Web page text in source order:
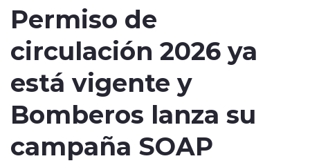
Regional
Tendencias
Internacional
Permiso de
circulación 2026 ya
está vigente y
Bomberos lanza su
campaña SOAP